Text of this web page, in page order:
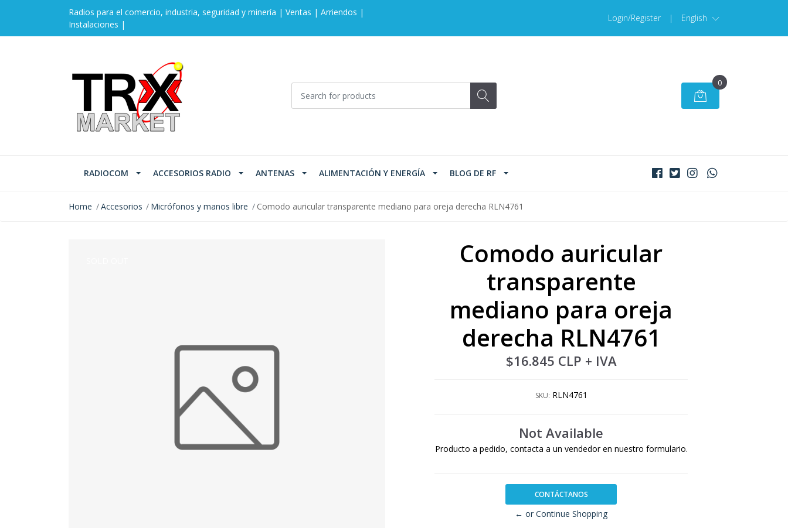
Radios para el comercio, industria, seguridad y minería | Ventas | Arriendos |
Instalaciones |
Login/Register | English
0
RADIOCOM ACCESORIOS RADIO ANTENAS ALIMENTACIÓN Y ENERGÍA BLOG DE RF
Home Accesorios Micrófonos y manos libre Comodo auricular transparente mediano para oreja derecha RLN4761
Comodo auricular
transparente
mediano para oreja
derecha RLN4761
$16.845 CLP + IVA
SKU: RLN4761
Not Available
Producto a pedido, contacta a un vendedor en nuestro formulario.
CONTÁCTANOS
← or Continue Shopping